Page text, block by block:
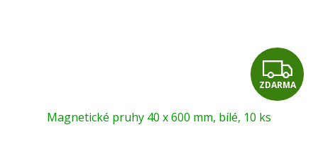
Z
D
ZDARMA
Magnetické pruhy 40 x 600 mm, bílé, 10 ks